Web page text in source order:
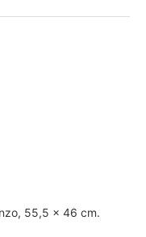
55,5 x 46 cm.